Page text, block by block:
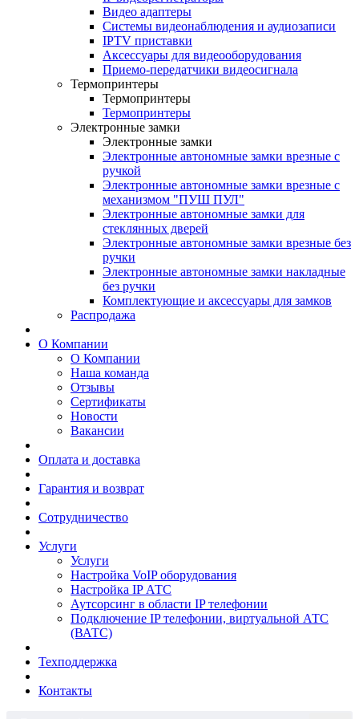
Видео адаптеры
Системы видеонаблюдения и аудиозаписи
IPTV приставки
Аксессуары для видеооборудования
Приемо-передатчики видеосигнала
Термопринтеры
Термопринтеры
Термопринтеры
Электронные замки
Электронные замки
Электронные автономные замки врезные с
ручкой
Электронные автономные замки врезные с
механизмом "ПУШ ПУЛ"
Электронные автономные замки для
стеклянных дверей
Электронные автономные замки врезные без
ручки
Электронные автономные замки накладные
без ручки
Комплектующие и аксессуары для замков
Распродажа
О Компании
О Компании
Наша команда
Отзывы
Сертификаты
Новости
Вакансии
Оплата и доставка
Гарантия и возврат
Сотрудничество
Услуги
Услуги
Настройка VoIP оборудования
Настройка IP АТС
Аутсорсинг в области IP телефонии
Подключение IP телефонии, виртуальной АТС
(ВАТС)
Техподдержка
Контакты